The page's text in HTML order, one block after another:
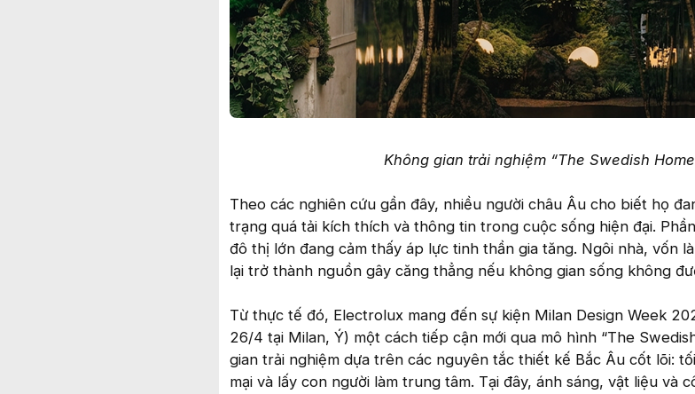
Không gian trải nghiệm “The Swedish
Theo các nghiên cứu gần đây, nhiều người châu Âu cho biết họ
trạng quá tải kích thích và thông tin trong cuộc sống hiện đại.
đô thị lớn đang cảm thấy áp lực tinh thần gia tăng. Ngôi nhà, vốn
lại trở thành nguồn gây căng thẳng nếu không gian sống không
Từ thực tế đó, Electrolux mang đến sự kiện Milan Design Week
26/4 tại Milan, Ý) một cách tiếp cận mới qua mô hình “The
gian trải nghiệm dựa trên các nguyên tắc thiết kế Bắc Âu cốt lõi:
mại và lấy con người làm trung tâm. Tại đây, ánh sáng, vật liệu và